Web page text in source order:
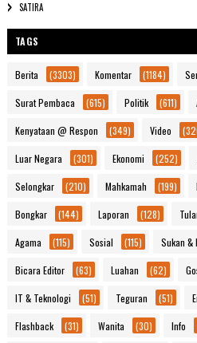
SATIRA
TAGS
Berita (3303) Komentar (1184)
Surat Pembaca (615) Politik (611)
Kenyataan @ Respon (349) Video
Luar Negara (301) Ekonomi (252)
Selongkar (210) Mahkamah (199)
Bongkar (144) Laporan (128)
Agama (115) Sosial (115) Sukan &
Bicara Editor (63) Luahan (62)
IT & Teknologi (51) Teguran (51)
Flashback (31) Wanita (30) Info